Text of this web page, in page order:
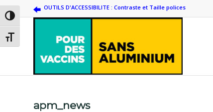
Passer en contraste élevé
Changer la taille de la police
OUTILS D'ACCESSIBILITE : Contraste et Taille polices
apm_news